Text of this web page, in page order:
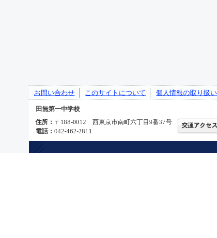
お問い合わせ このサイトについて 個人情報の取り扱い
田無第一中学校
住所： 〒188-0012 西東京市南町六丁目9番37号
電話： 042-462-2811